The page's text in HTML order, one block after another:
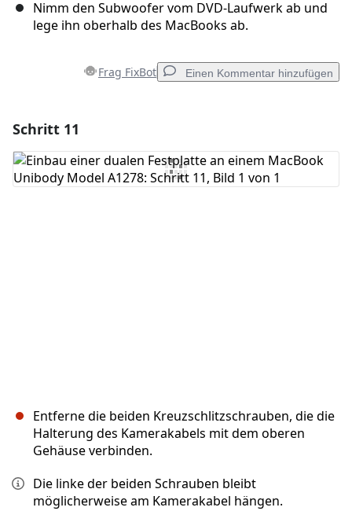
Nimm den Subwoofer vom DVD-Laufwerk ab und
lege ihn oberhalb des MacBooks ab.
Frag FixBot Einen Kommentar hinzufügen
Kommentar hinzufügen
Schritt 11
Entferne die beiden Kreuzschlitzschrauben, die die
Halterung des Kamerakabels mit dem oberen
Gehäuse verbinden.
Die linke der beiden Schrauben bleibt
möglicherweise am Kamerakabel hängen.